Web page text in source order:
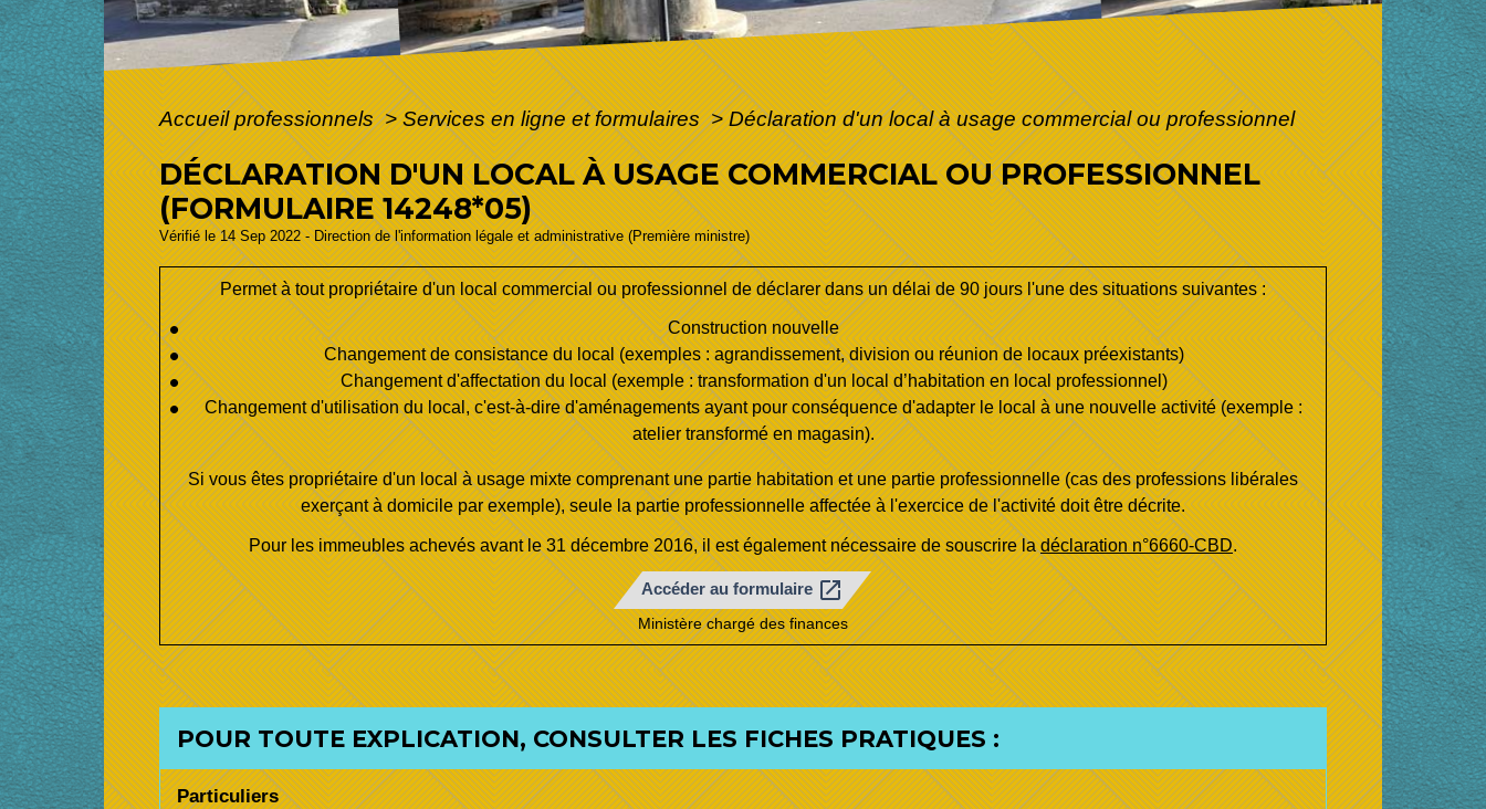
Accueil professionnels> Services en ligne et formulaires> Déclaration d'un local à usage commercial ou professionnel
DÉCLARATION D'UN LOCAL À USAGE COMMERCIAL OU PROFESSIONNEL
(FORMULAIRE 14248*05)
Vérifié le 14 Sep 2022 - Direction de l'information légale et administrative (Première ministre)
Permet à tout propriétaire d'un local commercial ou professionnel de déclarer dans un délai de 90 jours l'une des situations suivantes :
Construction nouvelle
Changement de consistance du local (exemples : agrandissement, division ou réunion de locaux préexistants)
Changement d'affectation du local (exemple : transformation d'un local d’habitation en local professionnel)
Changement d'utilisation du local, c'est-à-dire d'aménagements ayant pour conséquence d'adapter le local à une nouvelle activité (exemple :
atelier transformé en magasin).
Si vous êtes propriétaire d'un local à usage mixte comprenant une partie habitation et une partie professionnelle (cas des professions libérales
exerçant à domicile par exemple), seule la partie professionnelle affectée à l'exercice de l'activité doit être décrite.
Pour les immeubles achevés avant le 31 décembre 2016, il est également nécessaire de souscrire ladéclaration n°6660-CBD.
Accéder au formulaire open_in_new
Ministère chargé des finances
POUR TOUTE EXPLICATION, CONSULTER LES FICHES PRATIQUES :
Particuliers